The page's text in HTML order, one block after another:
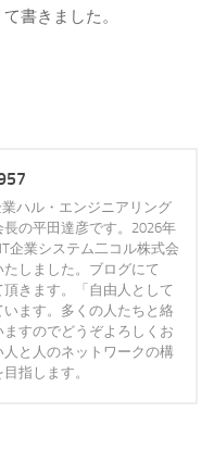
書きました。
ハル・エンジニアリング
の平田達彦です。2026年
企業システム二コル株式会
しました。ブログにて
きます。「自由人として
ます。多くの人たちと絡
すのでどうぞよろしくお
と人のネットワークの構
指します。